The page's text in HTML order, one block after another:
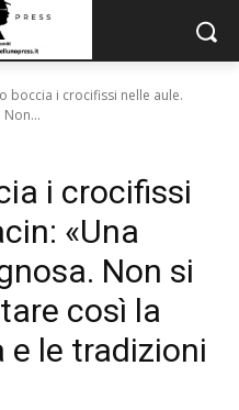
boccia i crocifissi nelle aule.
i crocifissi
«Una
Non si
così la
e le tradizioni